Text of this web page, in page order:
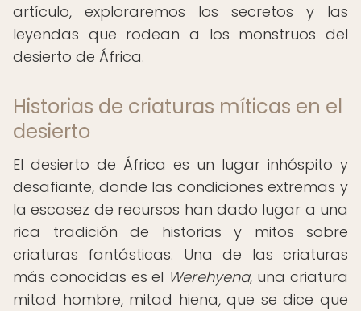
artículo, exploraremos los secretos y las
leyendas que rodean a los monstruos del
desierto de África.
Historias de criaturas míticas en el
desierto
El desierto de África es un lugar inhóspito y
desafiante, donde las condiciones extremas y
la escasez de recursos han dado lugar a una
rica tradición de historias y mitos sobre
criaturas fantásticas. Una de las criaturas
más conocidas es el Werehyena, una criatura
mitad hombre, mitad hiena, que se dice que